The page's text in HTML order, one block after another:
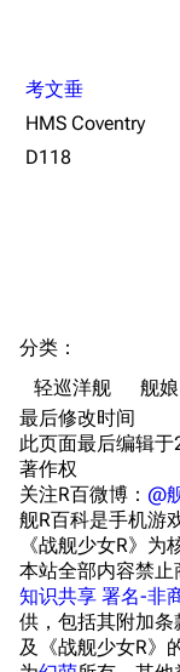
上传文件
收藏室
宿舍与家具
餐厅与料理
浴室
学院与战术
放映厅
战区支队基地
工程局
考文垂
HMS Coventry
D118
分类 ：​
轻巡洋舰
舰娘
最后修改时间
此页面最后编辑于
著作权
关注R百微博： @
舰R百科是手机游
《战舰少女R》为
本站全部内容禁
知识共享 署名-非
供，包括其附加条
及《战舰少女R》